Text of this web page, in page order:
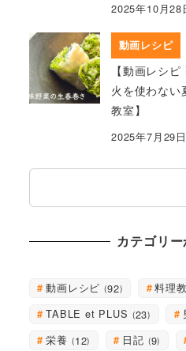
2025年10月28
動画レシピ
【動画レシ
火を使わない
教室】
2025年7月29日
カテゴリ
動画レシピ 92 料理
TABLE et PLUS 23
栄養
12 日記 9